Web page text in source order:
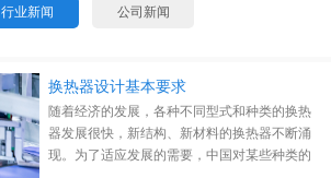
行业新闻 公司新闻
换热器设计基本要求
随着经济的发展，各种不同型式和种类的换热
器发展很快，新结构、新材料的换热器不断涌
现。为了适应发展的需要，中国对某些种类的